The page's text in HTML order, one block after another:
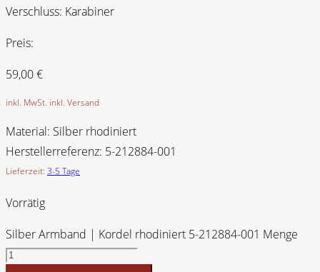
Verschluss: Karabiner
Preis:
59,00€
inkl. MwSt. inkl. Versand
Material: Silber rhodiniert
Herstellerreferenz: 5-212884-001
Lieferzeit: 3-5 Tage
Vorrätig
Silber Armband | Kordel rhodiniert 5-212884-001 Menge